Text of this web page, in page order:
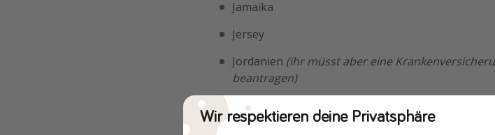
Jamaika
Jersey
Jordanien (ihr müsst aber eine
beantragen)
Kuba
Wir respektieren deine Privatsphäre